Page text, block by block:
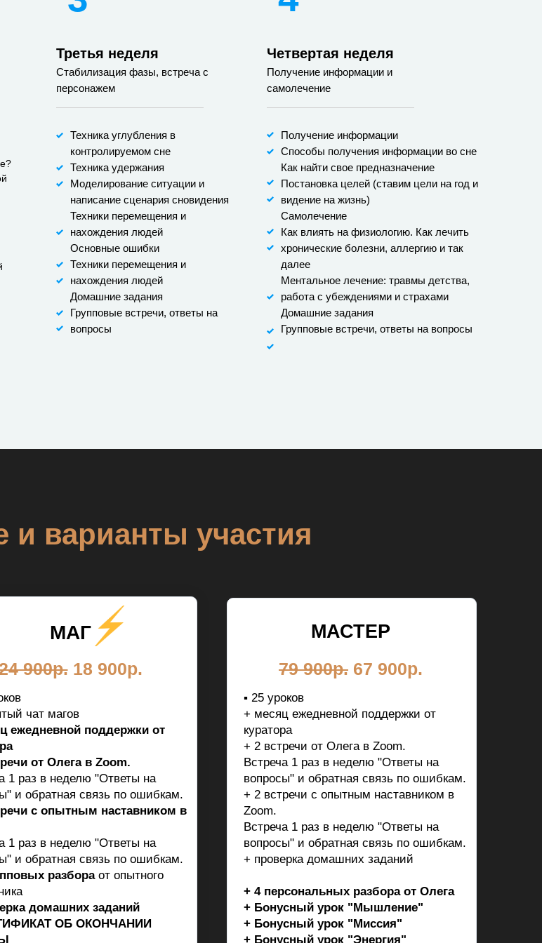
Стабилизация фазы, встреча с
персонажем
Третья неделя
Техника углубления в
контролируемом сне
Техника удержания
Моделирование ситуации и
написание сценария сновидения
Техники перемещения и
нахождения людей
Основные ошибки
Техники перемещения и
нахождения людей
Домашние задания
Групповые встречи, ответы на
вопросы
Получение информации и
самолечение
Четвертая неделя
Получение информации
Способы получения информации во сне
Как найти свое предназначение
Постановка целей (ставим цели на год и
видение на жизнь)
Самолечение
Как влиять на физиологию. Как лечить
хронические болезни, аллергию и так
далее
Ментальное лечение: травмы детства,
работа с убеждениями и страхами
Домашние задания
Групповые встречи, ответы на вопросы
и варианты участия
МАГ
900р.18 900р.
чат магов
ежедневной поддержки от
от Олега в Zoom.
1 раз в неделю "Ответы на
и обратная связь по ошибкам.
с опытным наставником в
1 раз в неделю "Ответы на
и обратная связь по ошибкам.
разбораот опытного
домашних заданий
ОБ ОКОНЧАНИИ
79 900р. 67 900р.
МАСТЕР
▪ 25 уроков
+ месяц ежедневной поддержки от
куратора
+ 2 встречи от Олега в Zoom.
Встреча 1 раз в неделю "Ответы на
вопросы" и обратная связь по ошибкам.
+ 2 встречи с опытным наставником в
Zoom.
Встреча 1 раз в неделю "Ответы на
вопросы" и обратная связь по ошибкам.
+ проверка домашних заданий
+ 4 персональных разбора от Олега
+ Бонусный урок "Мышление"
+ Бонусный урок "Миссия"
+ Бонусный урок "Энергия"